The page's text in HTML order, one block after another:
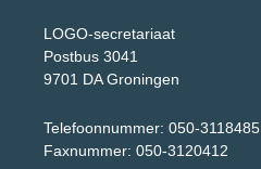
LOGO-secretariaat
Postbus 3041
9701 DA Groningen
Telefoonnummer: 050-3118485
Faxnummer: 050-3120412